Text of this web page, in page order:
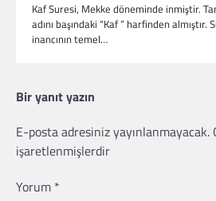
Kaf Suresi, Mekke döneminde inmiştir.
adını başındaki “Kaf ” harfinden almıştır.
inancının temel…
Bir yanıt yazın
E-posta adresiniz yayınlanmayacak.
işaretlenmişlerdir
Yorum *